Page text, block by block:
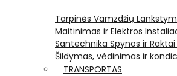
Tarpinės Vamzdžių
Maitinimas ir Elektros
Santechnika Spynos ir Raktai
Šildymas, vėdinimas ir
TRANSPORTAS